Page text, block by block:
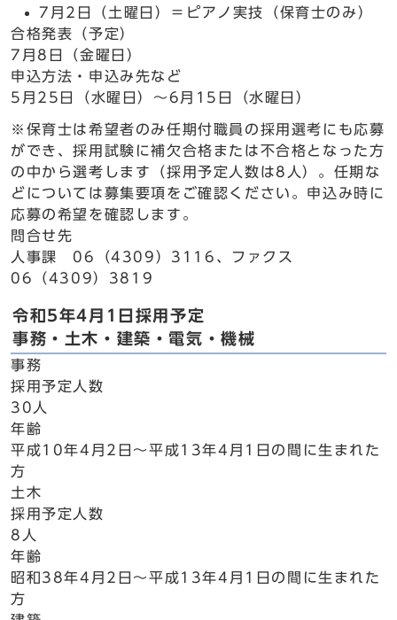
7月2日（土曜日）＝ピアノ実技（保育士のみ）
合格発表（予定）
7月8日（金曜日）
申込方法・申込み先など
5月25日（水曜日）～6月15日（水曜日）
※保育士は希望者のみ任期付職員の採用選考にも応募
ができ、採用試験に補欠合格または不合格となった方
の中から選考します（採用予定人数は8人）。任期な
どについては募集要項をご確認ください。申込み時に
応募の希望を確認します。
問合せ先
人事課 06（4309）3116、ファクス
06（4309）3819
令和5年4月1日採用予定
事務・土木・建築・電気・機械
事務
採用予定人数
30人
年齢
平成10年4月2日～平成13年4月1日の間に生まれた
方
土木
採用予定人数
8人
年齢
昭和38年4月2日～平成13年4月1日の間に生まれた
方